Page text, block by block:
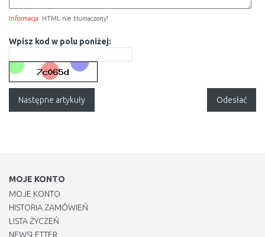
Informacja: HTML nie tłumaczony!
Wpisz kod w polu poniżej:
Odesłać
Następne artykuły
MOJE KONTO
MOJE KONTO
HISTORIA ZAMÓWIEŃ
LISTA ŻYCZEŃ
NEWSLETTER